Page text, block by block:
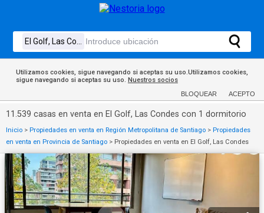
Utilizamos cookies, sigue navegando si aceptas su uso.Utilizamos cookies,
sigue navegando si aceptas su uso. Nuestros socios
BLOQUEAR ACEPTO
11.539 casas en venta en El Golf, Las Condes con 1 dormitorio
Inicio > Propiedades en venta en Región Metropolitana de Santiago > Propiedades
en venta en Provincia de Santiago > Propiedades en venta en El Golf, Las Condes